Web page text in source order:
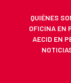
QUIÉNES
OFICINA EN
AECID EN